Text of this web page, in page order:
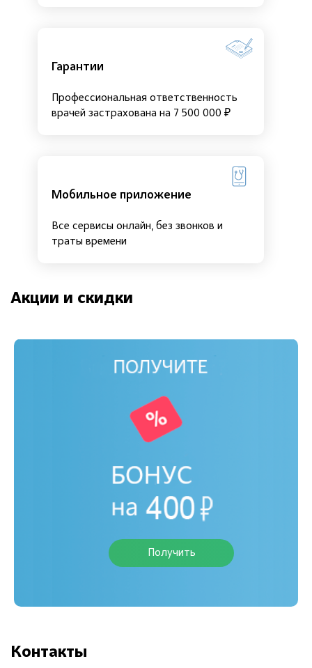
Гарантии
Профессиональная ответственность
врачей застрахована на 7 500 000 ₽
Мобильное приложение
Все сервисы онлайн, без звонков и
траты времени
Акции и скидки
Получить
Контакты